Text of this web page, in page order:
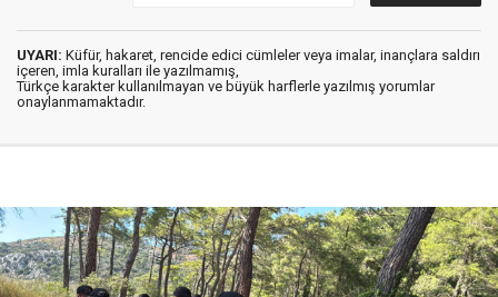
UYARI: Küfür, hakaret, rencide edici cümleler veya imalar, inançlara saldırı
içeren, imla kuralları ile yazılmamış,
Türkçe karakter kullanılmayan ve büyük harflerle yazılmış yorumlar
onaylanmamaktadır.